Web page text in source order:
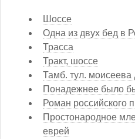
Шоссе
Одна из двух бед в
Трасса
Тракт, шоссе
Тамб. тул. моисеева
Понадежнее было
Роман российского
Простонародное
еврей